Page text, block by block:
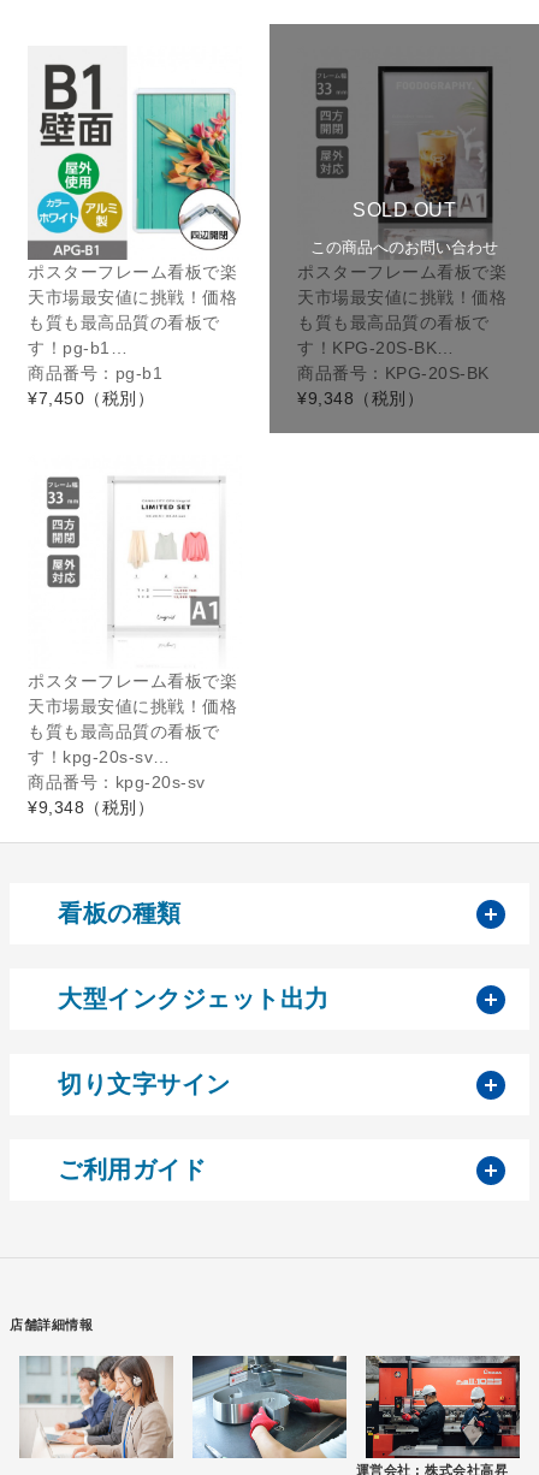
ポスターフレーム看板で楽
天市場最安値に挑戦！価格
も質も最高品質の看板で
す！pg-b1…
商品番号：pg-b1
¥7,450 （税別）
SOLD OUT
この商品へのお問い合わせ
ポスターフレーム看板で楽
天市場最安値に挑戦！価格
も質も最高品質の看板で
す！KPG-20S-BK…
商品番号：KPG-20S-BK
¥9,348 （税別）
ポスターフレーム看板で楽
天市場最安値に挑戦！価格
も質も最高品質の看板で
す！kpg-20s-sv…
商品番号：kpg-20s-sv
¥9,348 （税別）
看板の種類
大型インクジェット出力
切り文字サイン
ご利用ガイド
店舗詳細情報
運営会社 : 株式会社高昇